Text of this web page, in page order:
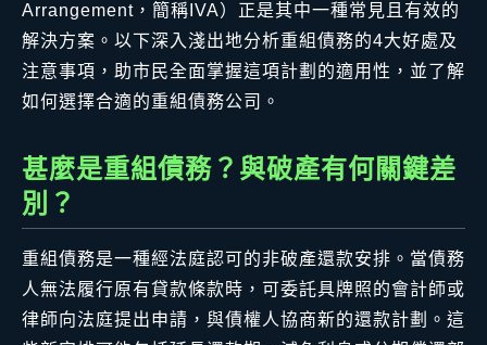
Arrangement，簡稱IVA）正是其中一種常見且有效的
解決方案。以下深入淺出地分析重組債務的4大好處及
注意事項，助市民全面掌握這項計劃的適用性，並了解
如何選擇合適的重組債務公司。
甚麼是重組債務？與破產有何關鍵差
別？
重組債務是一種經法庭認可的非破產還款安排。當債務
人無法履行原有貸款條款時，可委託具牌照的會計師或
律師向法庭提出申請，與債權人協商新的還款計劃。這